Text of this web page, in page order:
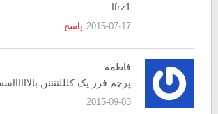
Ifrz1
2015-07-17 پاسخ
فاطمه
پرچم فرز یک کلللننننن
2015-09-03